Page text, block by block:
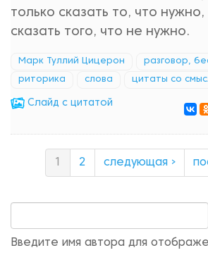
только сказать то, что
сказать того, что не нужно.
Марк Туллий Цицерон разговор,
риторика слова цитаты со
Cлайд с цитатой
2 следующая ›
Введите имя автора для